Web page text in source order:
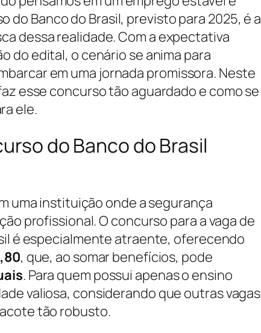
do Banco do Brasil, previsto para 2025, é a
dessa realidade. Com a expectativa
do edital, o cenário se anima para
em uma jornada promissora. Neste
esse concurso tão aguardado e como se
ele.
do Banco do Brasil
uma instituição onde a segurança
profissional. O concurso para a vaga de
é especialmente atraente, oferecendo
, que, ao somar benefícios, pode
. Para quem possui apenas o ensino
valiosa, considerando que outras vagas
tão robusto.